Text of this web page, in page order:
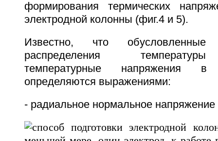
формирования термических
электродной колонны (фиг.4 и 5).
Известно, что обусловленные
распределения
температурные напряжения
определяются выражениями:
- радиальное нормальное напряжение